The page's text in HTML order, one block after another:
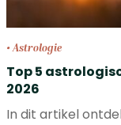
• Astrologie
Top 5
2026
In dit artikel